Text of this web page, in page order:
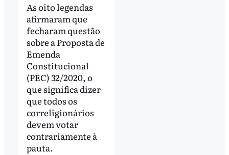
As oito legendas
afirmaram que
fecharam questão
sobre a Proposta de
Emenda
Constitucional
(PEC) 32/2020, o
que significa dizer
que todos os
correligionários
devem votar
contrariamente à
pauta.